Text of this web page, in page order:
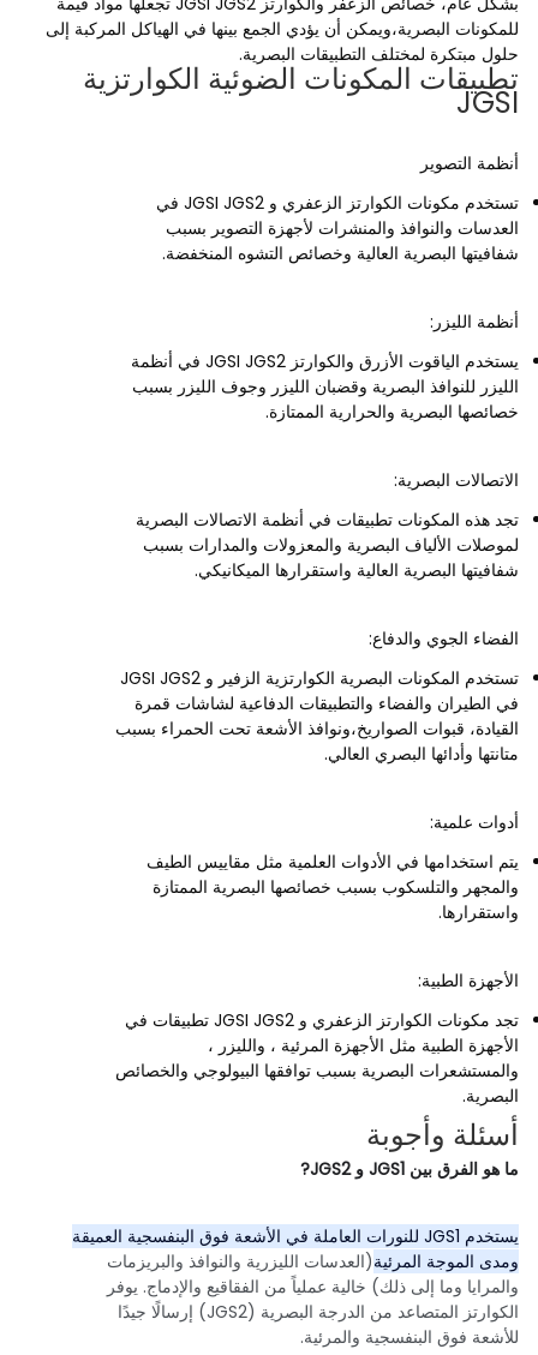
للمكونات البصرية،ويمكن أن يؤدي الجمع بينها في الهياكل المركبة إلى
حلول مبتكرة لمختلف التطبيقات البصرية.
تطبيقات المكونات الضوئية الكوارتزية
JGSI
أنظمة التصوير
تستخدم مكونات الكوارتز الزعفري و JGSI JGS2 في
العدسات والنوافذ والمنشرات لأجهزة التصوير بسبب
شفافيتها البصرية العالية وخصائص التشوه المنخفضة.
أنظمة الليزر:
يستخدم الياقوت الأزرق والكوارتز JGSI JGS2 في أنظمة
الليزر للنوافذ البصرية وقضبان الليزر وجوف الليزر بسبب
خصائصها البصرية والحرارية الممتازة.
الاتصالات البصرية:
تجد هذه المكونات تطبيقات في أنظمة الاتصالات البصرية
لموصلات الألياف البصرية والمعزولات والمدارات بسبب
شفافيتها البصرية العالية واستقرارها الميكانيكي.
الفضاء الجوي والدفاع:
تستخدم المكونات البصرية الكوارتزية الزفير و JGSI JGS2
في الطيران والفضاء والتطبيقات الدفاعية لشاشات قمرة
القيادة، قبوات الصواريخ،ونوافذ الأشعة تحت الحمراء بسبب
متانتها وأدائها البصري العالي.
أدوات علمية:
يتم استخدامها في الأدوات العلمية مثل مقاييس الطيف
والمجهر والتلسكوب بسبب خصائصها البصرية الممتازة
واستقرارها.
الأجهزة الطبية:
تجد مكونات الكوارتز الزعفري و JGSI JGS2 تطبيقات في
الأجهزة الطبية مثل الأجهزة المرئية ، والليزر ،
والمستشعرات البصرية بسبب توافقها البيولوجي والخصائص
البصرية.
أسئلة وأجوبة
ما هو الفرق بين JGS1 و JGS2?
يستخدم JGS1 للنورات العاملة في الأشعة فوق البنفسجية العميقة
ومدى الموجة المرئية(العدسات الليزرية والنوافذ والبريزمات
والمرايا وما إلى ذلك) خالية عملياً من الفقاقيع والإدماج. يوفر
الكوارتز المتصاعد من الدرجة البصرية (JGS2) إرسالًا جيدًا
للأشعة فوق البنفسجية والمرئية.